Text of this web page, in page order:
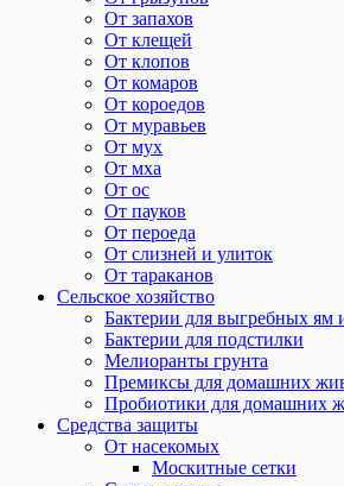
От запахов
От клещей
От клопов
От комаров
От короедов
От муравьев
От мух
От мха
От ос
От пауков
От пероеда
От слизней и улиток
От тараканов
Сельское хозяйство
Бактерии для выгребных ям
Бактерии для подстилки
Мелиоранты грунта
Премиксы для домашних
Пробиотики для домашних
Средства защиты
От насекомых
Москитные сетки